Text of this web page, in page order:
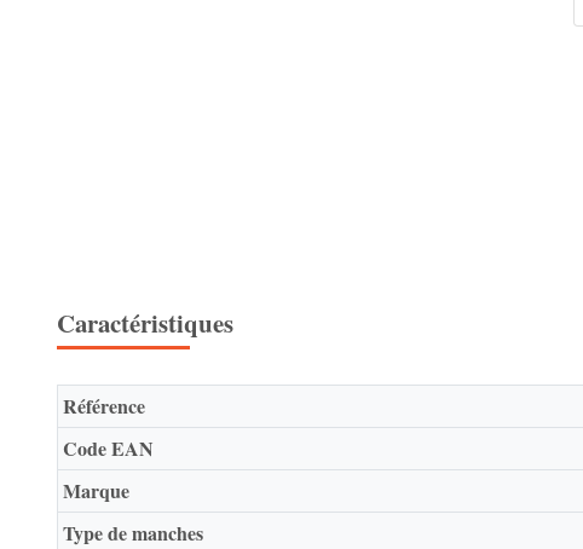
Caractéristiques
Référence
Code EAN
Marque
Type de manches